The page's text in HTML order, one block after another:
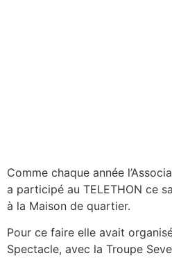
Comme chaque année
a participé au TELETHON ce
à la Maison de quartier.
Pour ce faire elle avait
Spectacle, avec la Troupe